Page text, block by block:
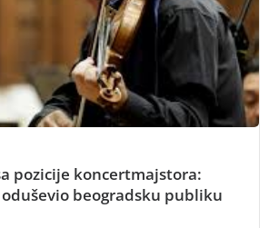
pozicije koncertmajstora:
beogradsku publiku